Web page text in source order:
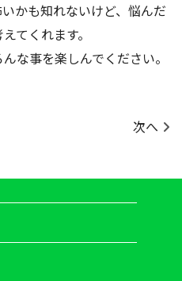
かも知れないけど、悩んだ
てくれます。
な事を楽しんでください。
次へ